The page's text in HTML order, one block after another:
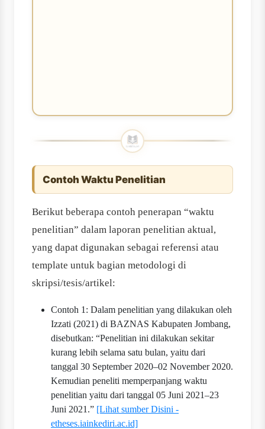
Contoh Waktu Penelitian
Berikut beberapa contoh penerapan “waktu
penelitian” dalam laporan penelitian aktual,
yang dapat digunakan sebagai referensi atau
template untuk bagian metodologi di
skripsi/tesis/artikel:
Contoh 1: Dalam penelitian yang dilakukan oleh
Izzati (2021) di BAZNAS Kabupaten Jombang,
disebutkan: “Penelitian ini dilakukan sekitar
kurang lebih selama satu bulan, yaitu dari
tanggal 30 September 2020–02 November 2020.
Kemudian peneliti memperpanjang waktu
penelitian yaitu dari tanggal 05 Juni 2021–23
Juni 2021.” [Lihat sumber Disini -
etheses.iainkediri.ac.id]